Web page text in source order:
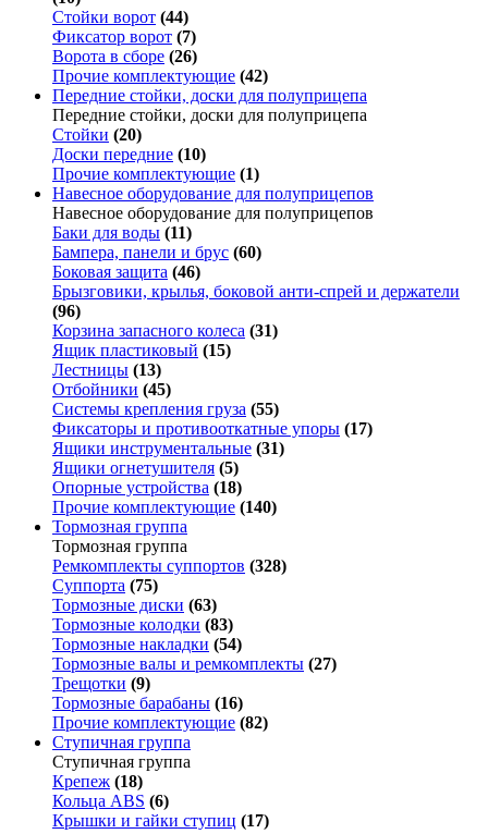
Стойки ворот (44)
Фиксатор ворот (7)
Ворота в сборе (26)
Прочие комплектующие (42)
Передние стойки, доски для полуприцепа
Передние стойки, доски для полуприцепа
Стойки (20)
Доски передние (10)
Прочие комплектующие (1)
Навесное оборудование для полуприцепов
Навесное оборудование для полуприцепов
Баки для воды (11)
Бампера, панели и брус (60)
Боковая защита (46)
Брызговики, крылья, боковой анти-спрей и держатели
(96)
Корзина запасного колеса (31)
Ящик пластиковый (15)
Лестницы (13)
Отбойники (45)
Системы крепления груза (55)
Фиксаторы и противооткатные упоры (17)
Ящики инструментальные (31)
Ящики огнетушителя (5)
Опорные устройства (18)
Прочие комплектующие (140)
Тормозная группа
Тормозная группа
Ремкомплекты суппортов (328)
Суппорта (75)
Тормозные диски (63)
Тормозные колодки (83)
Тормозные накладки (54)
Тормозные валы и ремкомплекты (27)
Трещотки (9)
Тормозные барабаны (16)
Прочие комплектующие (82)
Ступичная группа
Ступичная группа
Крепеж (18)
Кольца ABS (6)
Крышки и гайки ступиц (17)